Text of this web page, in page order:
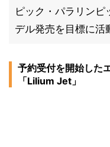
ピック・パラリン
デル発売を目標に活
予約受付を開始した
「Lilium Jet」